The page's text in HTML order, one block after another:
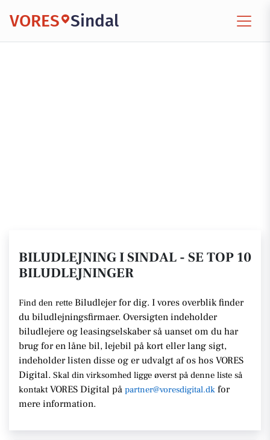
VORES Sindal
BILUDLEJNING I SINDAL - SE TOP 10
BILUDLEJNINGER
Find den rette Biludlejer for dig. I vores overblik finder
du biludlejningsfirmaer. Oversigten indeholder
biludlejere og leasingselskaber så uanset om du har
brug for en låne bil, lejebil på kort eller lang sigt,
indeholder listen disse og er udvalgt af os hos VORES
Digital. Skal din virksomhed ligge øverst på denne liste så
kontakt VORES Digital på partner@voresdigital.dk for
mere information.